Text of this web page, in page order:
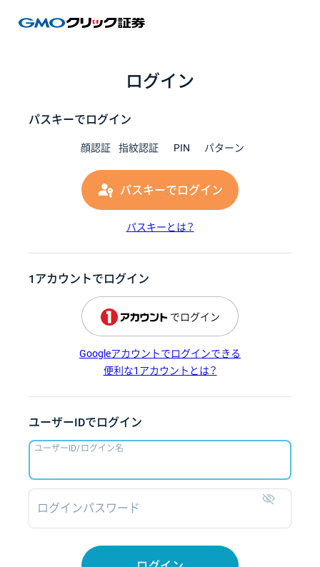
ログイン
パスキーでログイン
顔認証 指紋認証 PIN パターン
パスキーでログイン
パスキーとは？
1アカウントでログイン
でログイン
Googleアカウントでログインできる
便利な1アカウントとは？
ユーザーIDでログイン
ユーザーID/ログイン名
ログインパスワード